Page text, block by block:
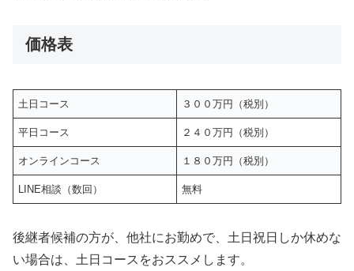
価格表
土日コース ３００万円（税別）
平日コース ２４０万円（税別）
オンラインコース １８０万円（税別）
LINE相談（数回） 無料
後継者候補の方が、他社にお勤めで、土日祝日しか休めな
い場合は、土日コースをおススメします。